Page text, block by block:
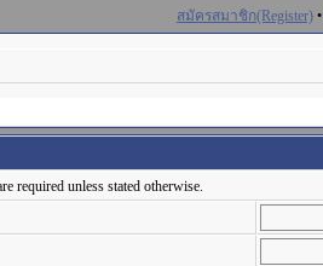
สมัครสมาชิก(Register) •
unless stated otherwise.